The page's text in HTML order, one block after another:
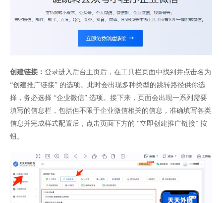
创建链接： 登录进入后台主页后，在工具栏页面中找到并点击名为
“创建推广链接” 的选项。此时会出现多种类型的跳转路径供你选
择，务必选择 “企业微信” 选项。接下来，页面会出现一系列需要
填写的信息栏，包括但不限于企业微信相关的信息，准确填写各类
信息并完成样式配置后，点击页面下方的 “立即创建推广链接” 按
钮。